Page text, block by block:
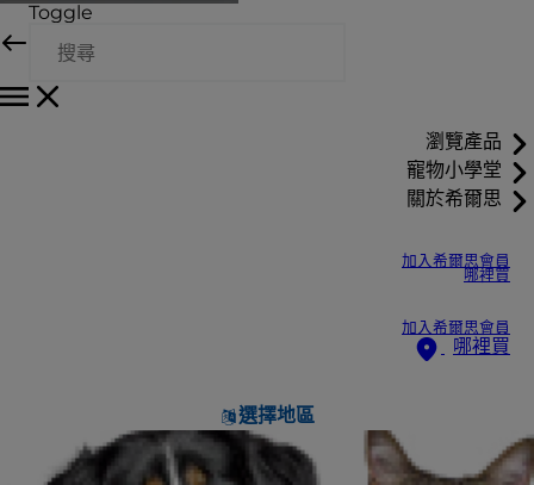
Toggle
瀏覽產品
寵物小學堂
關於希爾思
加入希爾思會員
哪裡買
加入希爾思會員
哪裡買
選擇地區